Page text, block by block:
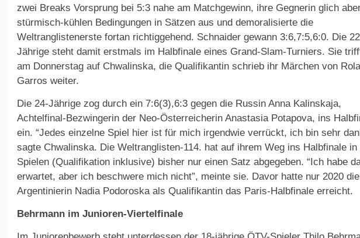
zwei Breaks Vorsprung bei 5:3 nahe am Matchgewinn, ihre Gegnerin glich
stürmisch-kühlen Bedingungen in Sätzen aus und demoralisierte die
Weltranglistenerste fortan richtiggehend. Schnaider gewann 3:6,7:5,6:0. Die
Jährige steht damit erstmals im Halbfinale eines Grand-Slam-Turniers. Sie
am Donnerstag auf Chwalinska, die Qualifikantin schrieb ihr Märchen von
Garros weiter.
Die 24-Jährige zog durch ein 7:6(3),6:3 gegen die Russin Anna Kalinskaja,
Achtelfinal-Bezwingerin der Neo-Österreicherin Anastasia Potapova, ins
ein. “Jedes einzelne Spiel hier ist für mich irgendwie verrückt, ich bin sehr
sagte Chwalinska. Die Weltranglisten-114. hat auf ihrem Weg ins Halbfinale in
Spielen (Qualifikation inklusive) bisher nur einen Satz abgegeben. “Ich habe
erwartet, aber ich beschwere mich nicht”, meinte sie. Davor hatte nur 2020 die
Argentinierin Nadia Podoroska als Qualifikantin das Paris-Halbfinale erreicht.
Behrmann im Junioren-Viertelfinale